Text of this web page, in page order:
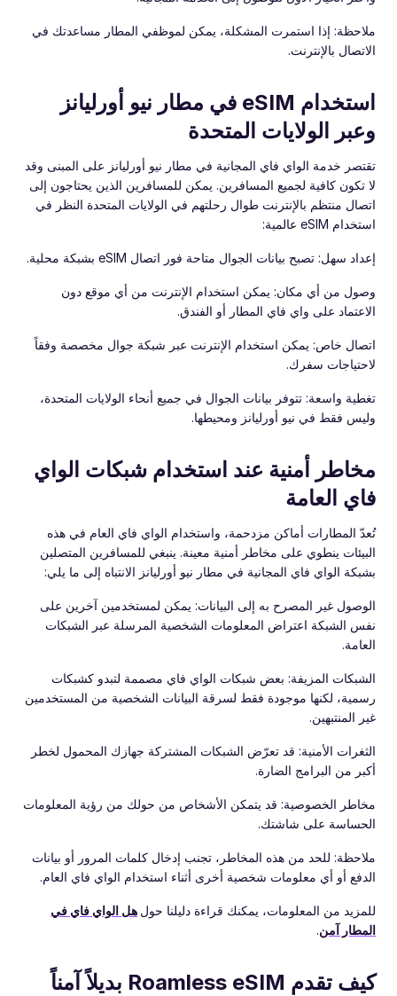
ملاحظة: إذا استمرت المشكلة، يمكن لموظفي المطار مساعدتك في
الاتصال بالإنترنت.
استخدام eSIM في مطار نيو أورليانز
وعبر الولايات المتحدة
تقتصر خدمة الواي فاي المجانية في مطار نيو أورليانز على المبنى وقد
لا تكون كافية لجميع المسافرين. يمكن للمسافرين الذين يحتاجون إلى
اتصال منتظم بالإنترنت طوال رحلتهم في الولايات المتحدة النظر في
استخدام eSIM عالمية:
إعداد سهل: تصبح بيانات الجوال متاحة فور اتصال eSIM بشبكة محلية.
وصول من أي مكان: يمكن استخدام الإنترنت من أي موقع دون
الاعتماد على واي فاي المطار أو الفندق.
اتصال خاص: يمكن استخدام الإنترنت عبر شبكة جوال مخصصة وفقاً
لاحتياجات سفرك.
تغطية واسعة: تتوفر بيانات الجوال في جميع أنحاء الولايات المتحدة،
وليس فقط في نيو أورليانز ومحيطها.
مخاطر أمنية عند استخدام شبكات الواي
فاي العامة
تُعدّ المطارات أماكن مزدحمة، واستخدام الواي فاي العام في هذه
البيئات ينطوي على مخاطر أمنية معينة. ينبغي للمسافرين المتصلين
بشبكة الواي فاي المجانية في مطار نيو أورليانز الانتباه إلى ما يلي:
الوصول غير المصرح به إلى البيانات: يمكن لمستخدمين آخرين على
نفس الشبكة اعتراض المعلومات الشخصية المرسلة عبر الشبكات
العامة.
الشبكات المزيفة: بعض شبكات الواي فاي مصممة لتبدو كشبكات
رسمية، لكنها موجودة فقط لسرقة البيانات الشخصية من المستخدمين
غير المنتبهين.
الثغرات الأمنية: قد تعرّض الشبكات المشتركة جهازك المحمول لخطر
أكبر من البرامج الضارة.
مخاطر الخصوصية: قد يتمكن الأشخاص من حولك من رؤية المعلومات
الحساسة على شاشتك.
ملاحظة: للحد من هذه المخاطر، تجنب إدخال كلمات المرور أو بيانات
الدفع أو أي معلومات شخصية أخرى أثناء استخدام الواي فاي العام.
للمزيد من المعلومات، يمكنك قراءة دليلنا حول هل الواي فاي في
المطار آمن.
كيف تقدم Roamless eSIM بديلاً آمناً